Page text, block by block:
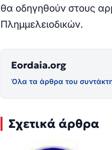
θα οδηγηθούν στους
Πλημμελειοδικών.
Eordaia.org
Όλα τα άρθρα του
Σχετικά άρθρα